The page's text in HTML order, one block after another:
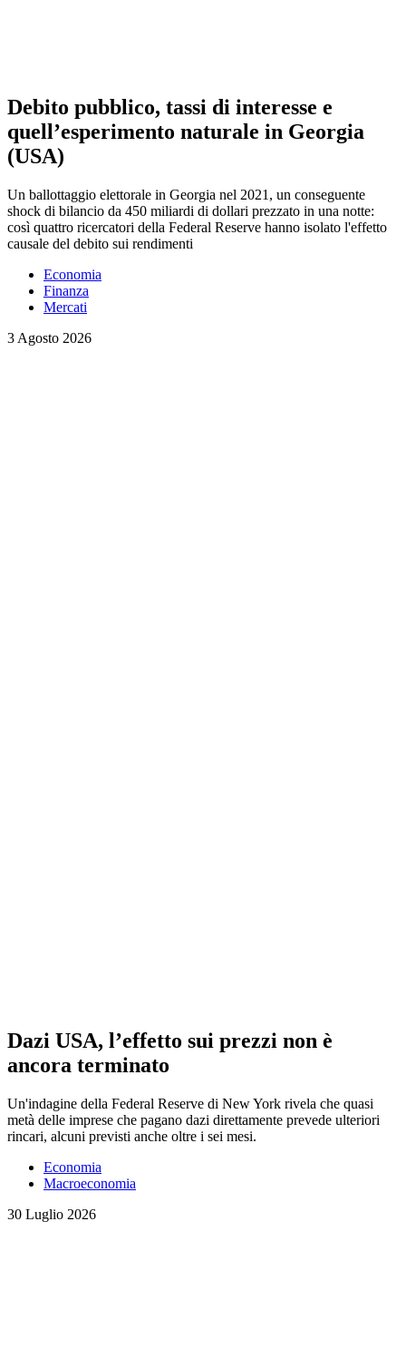
Debito pubblico, tassi di interesse e
quell’esperimento naturale in Georgia
(USA)
Un ballottaggio elettorale in Georgia nel 2021, un conseguente
shock di bilancio da 450 miliardi di dollari prezzato in una notte:
così quattro ricercatori della Federal Reserve hanno isolato l'effetto
causale del debito sui rendimenti
Economia
Finanza
Mercati
3 Agosto 2026
Dazi USA, l’effetto sui prezzi non è
ancora terminato
Un'indagine della Federal Reserve di New York rivela che quasi
metà delle imprese che pagano dazi direttamente prevede ulteriori
rincari, alcuni previsti anche oltre i sei mesi.
Economia
Macroeconomia
30 Luglio 2026